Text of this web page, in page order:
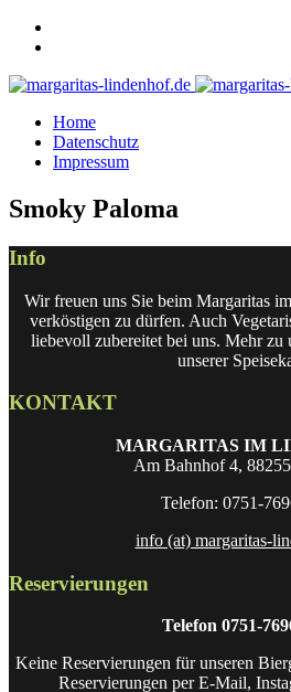
Home
Datenschutz
Impressum
Smoky Paloma
Info
Wir freuen uns Sie beim Margaritas
verköstigen zu dürfen. Auch
liebevoll zubereitet bei uns. Mehr zu
unserer
KONTAKT
MARGARITAS IM
Am Bahnhof 4,
Telefon: 0751-
info (at) margaritas-
Reservierungen
Telefon 0751-
Keine Reservierungen für unseren
Reservierungen per E-Mail,